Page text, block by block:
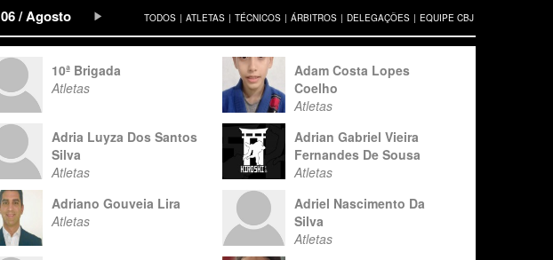
06 / Agosto TODOS | ATLETAS | TÉCNICOS | ÁRBITROS | DELEGAÇÕES | EQUIPE CBJ
10ª Brigada
Atletas
Adam Costa Lopes
Coelho
Atletas
Adria Luyza Dos Santos
Silva
Atletas
Adrian Gabriel Vieira
Fernandes De Sousa
Atletas
Adriano Gouveia Lira
Atletas
Adriel Nascimento Da
Silva
Atletas